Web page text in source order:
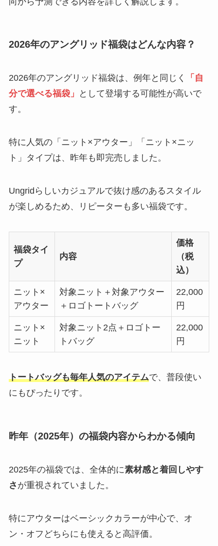
2026年のアングリッド福袋はどんな内容？
2026年のアングリッド福袋は、例年と同じく
「自
分で選べる福袋」
として登場する可能性が高いで
す。
特に人気の「ニット×アウター」「ニット×ニッ
ト」タイプは、昨年も即完売しました。
Ungridらしいカジュアルで抜け感のあるスタイル
が楽しめるため、リピーターも多い福袋です。
福袋タイ
プ
内容
価格
（税
込）
ニット×
アウター
対象ニット＋対象アウター
＋ロゴトートバッグ
22,000
円
ニット×
ニット
対象ニット2点＋ロゴトー
トバッグ
22,000
円
トートバッグも毎年人気のアイテムで、普段使い
にもぴったりです。
昨年（2025年）の福袋内容からわかる傾向
2025年の福袋では、全体的に素材感と着回しやす
さ が重視されていました。
特にアウターはベーシックカラーが中心で、オ
ン・オフどちらにも使えると高評価。